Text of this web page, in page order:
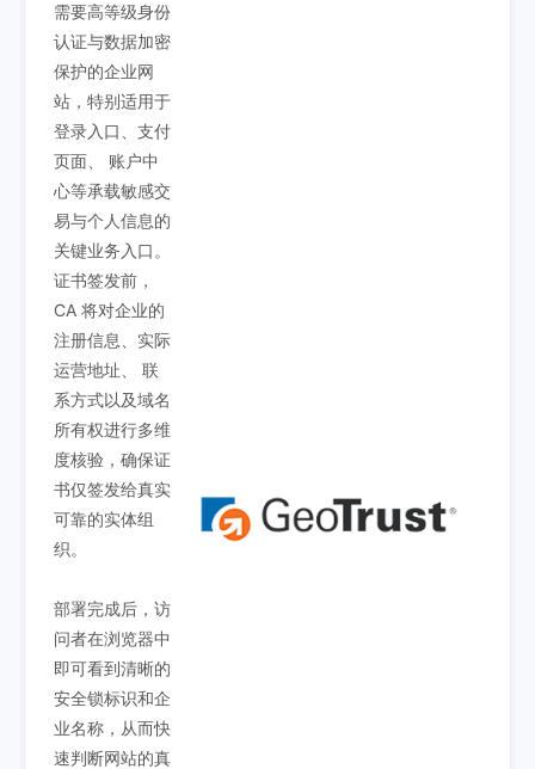
需要高等级身份
认证与数据加密
保护的企业网
站，特别适用于
登录入口、支付
页面、 账户中
心等承载敏感交
易与个人信息的
关键业务入口。
证书签发前，
CA 将对企业的
注册信息、实际
运营地址、 联
系方式以及域名
所有权进行多维
度核验，确保证
书仅签发给真实
可靠的实体组
织。
部署完成后，访
问者在浏览器中
即可看到清晰的
安全锁标识和企
业名称，从而快
速判断网站的真